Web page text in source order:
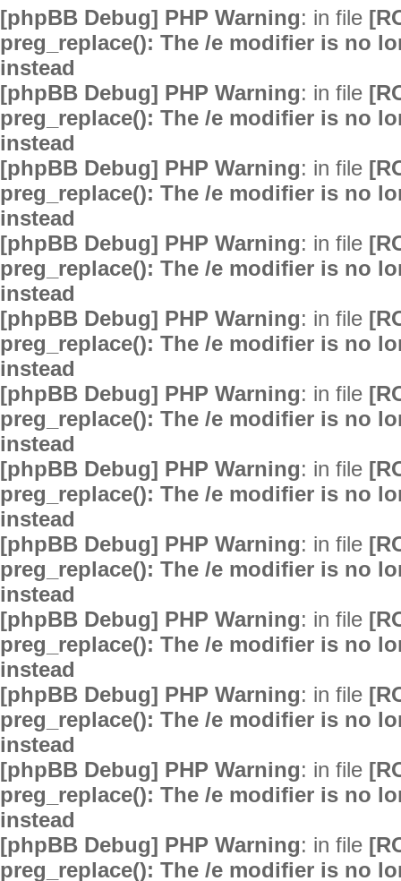
[phpBB Debug] PHP Warning: in file
preg_replace(): The /e modifier is no
instead
[phpBB Debug] PHP Warning: in file
preg_replace(): The /e modifier is no
instead
[phpBB Debug] PHP Warning: in file
preg_replace(): The /e modifier is no
instead
[phpBB Debug] PHP Warning: in file
preg_replace(): The /e modifier is no
instead
[phpBB Debug] PHP Warning: in file
preg_replace(): The /e modifier is no
instead
[phpBB Debug] PHP Warning: in file
preg_replace(): The /e modifier is no
instead
[phpBB Debug] PHP Warning: in file
preg_replace(): The /e modifier is no
instead
[phpBB Debug] PHP Warning: in file
preg_replace(): The /e modifier is no
instead
[phpBB Debug] PHP Warning: in file
preg_replace(): The /e modifier is no
instead
[phpBB Debug] PHP Warning: in file
preg_replace(): The /e modifier is no
instead
[phpBB Debug] PHP Warning: in file
preg_replace(): The /e modifier is no
instead
[phpBB Debug] PHP Warning: in file
preg_replace(): The /e modifier is no